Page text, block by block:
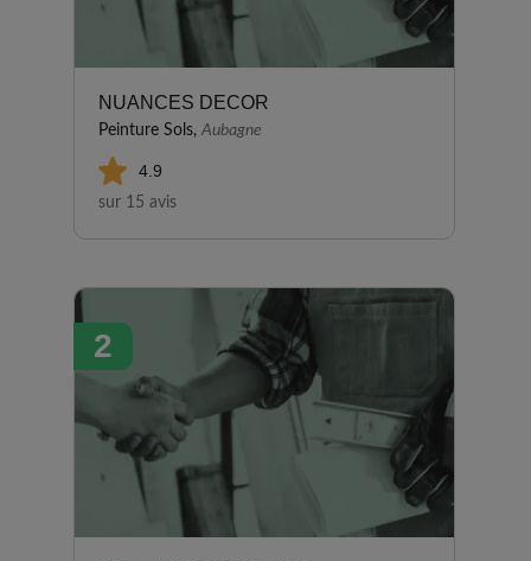
NUANCES DECOR
Peinture Sols, Aubagne
4.9
sur 15 avis
2